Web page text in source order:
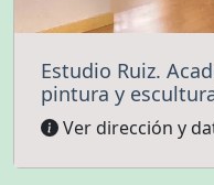
Estudio Ruiz.
pintura y
Ver dirección y